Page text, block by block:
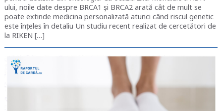
ului, noile date despre BRCA1 și BRCA2 arată cât de mult se
poate extinde medicina personalizată atunci când riscul genetic
este înțeles în detaliu Un studiu recent realizat de cercetători de
la RIKEN […]